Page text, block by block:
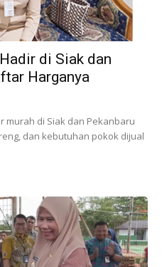
di Siak dan
Harganya
murah di Siak dan Pekanbaru
dan kebutuhan pokok dijual